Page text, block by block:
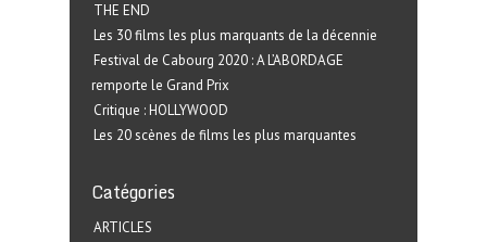
THE END
Les 30 films les plus marquants de la décennie
Festival de Cabourg 2020 : A L’ABORDAGE
remporte le Grand Prix
Critique : HOLLYWOOD
Les 20 scènes de films les plus marquantes
Catégories
ARTICLES